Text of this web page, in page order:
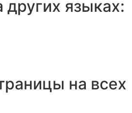
других языках:
на всех